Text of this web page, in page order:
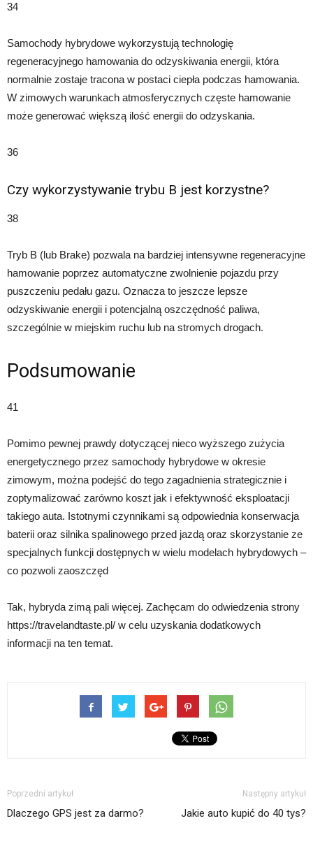
34
Samochody hybrydowe wykorzystują technologię
regeneracyjnego hamowania do odzyskiwania energii, która
normalnie zostaje tracona w postaci ciepła podczas hamowania.
W zimowych warunkach atmosferycznych częste hamowanie
może generować większą ilość energii do odzyskania.
36
Czy wykorzystywanie trybu B jest korzystne?
38
Tryb B (lub Brake) pozwala na bardziej intensywne regeneracyjne
hamowanie poprzez automatyczne zwolnienie pojazdu przy
puszczeniu pedału gazu. Oznacza to jeszcze lepsze
odzyskiwanie energii i potencjalną oszczędność paliwa,
szczególnie w miejskim ruchu lub na stromych drogach.
Podsumowanie
41
Pomimo pewnej prawdy dotyczącej nieco wyższego zużycia
energetycznego przez samochody hybrydowe w okresie
zimowym, można podejść do tego zagadnienia strategicznie i
zoptymalizować zarówno koszt jak i efektywność eksploatacji
takiego auta. Istotnymi czynnikami są odpowiednia konserwacja
baterii oraz silnika spalinowego przed jazdą oraz skorzystanie ze
specjalnych funkcji dostępnych w wielu modelach hybrydowych –
co pozwoli zaoszczęd
Tak, hybryda zimą pali więcej. Zachęcam do odwiedzenia strony
https://travelandtaste.pl/ w celu uzyskania dodatkowych
informacji na ten temat.
Poprzedni artykuł
Dlaczego GPS jest za darmo?
Następny artykuł
Jakie auto kupić do 40 tys?